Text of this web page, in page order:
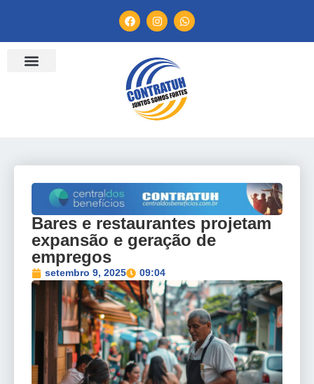
Bares e restaurantes projetam
expansão e geração de
empregos
setembro 9, 2025 09:04